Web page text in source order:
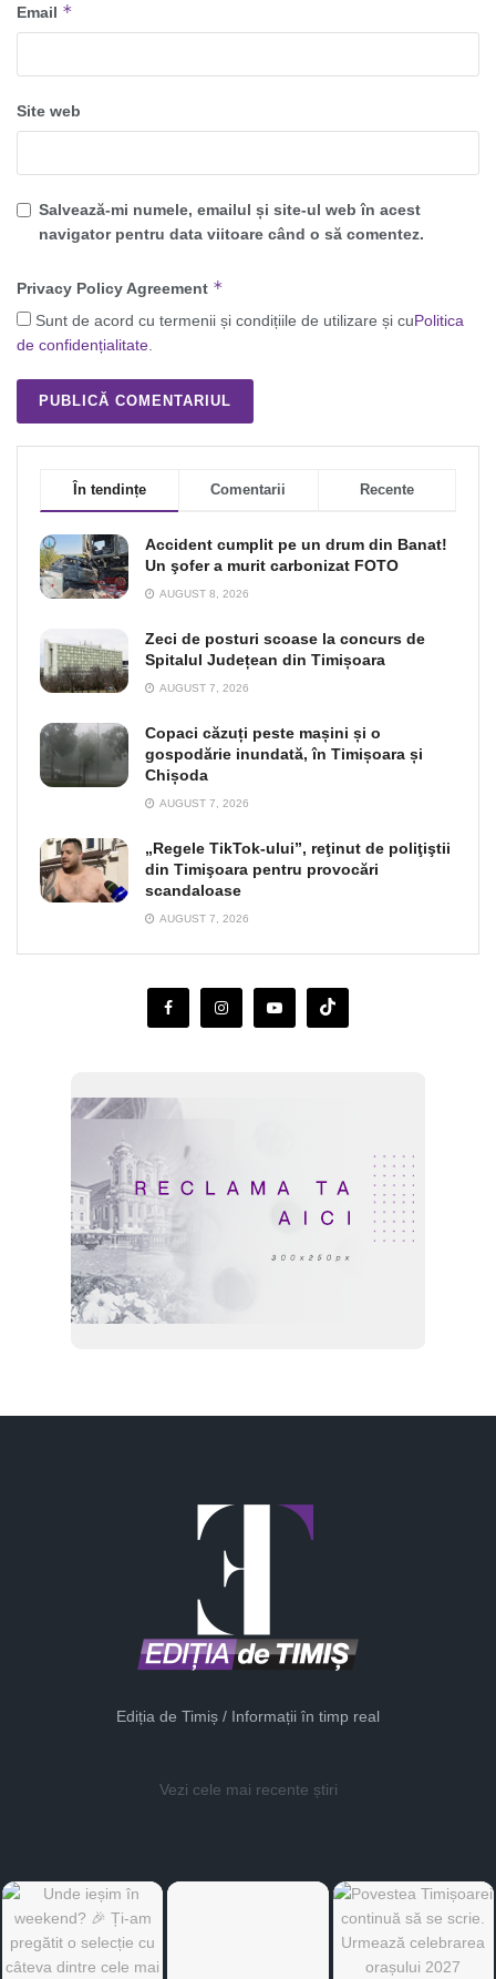
Email *
Site web
Salvează-mi numele, emailul și site-ul web în acest
navigator pentru data viitoare când o să comentez.
Privacy Policy Agreement *
Sunt de acord cu termenii și condițiile de utilizare și cuPolitica
de confidențialitate.
În tendințe Comentarii Recente
Accident cumplit pe un drum din Banat!
Un şofer a murit carbonizat FOTO
AUGUST 8, 2026
Zeci de posturi scoase la concurs de
Spitalul Județean din Timișoara
AUGUST 7, 2026
Copaci căzuți peste mașini și o
gospodărie inundată, în Timișoara și
Chișoda
AUGUST 7, 2026
„Regele TikTok-ului”, reţinut de poliţiştii
din Timişoara pentru provocări
scandaloase
AUGUST 7, 2026
Ediția de Timiș / Informații în timp real
Vezi cele mai recente știri